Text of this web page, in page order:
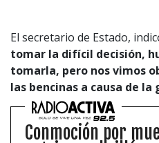
El secretario de Estado,
tomar la difícil decisión,
tomarla, pero nos vimos
las bencinas a causa de la
Conmoción por